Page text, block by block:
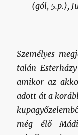
(gól, 5.p.),
Személyes
talán
amikor az
adott át a
még élő